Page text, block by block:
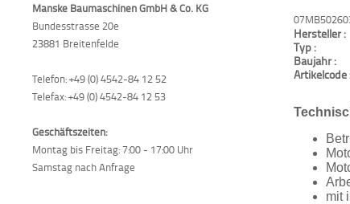
Hersteller :
Typ :
Baujahr :
Artikelcode
mit
Manske Baumaschinen GmbH & Co. KG
Bundesstrasse 20e
23881 Breitenfelde
Telefon: +49 (0) 4542-84 12 52
Telefax: +49 (0) 4542-84 12 53
Geschäftszeiten:
Montag bis Freitag: 7:00 - 17:00 Uhr
Samstag nach Anfrage